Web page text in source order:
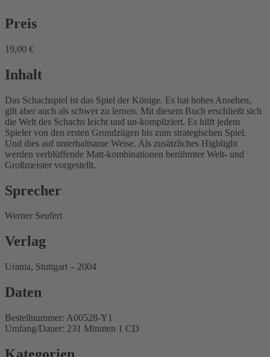
Preis
19,00 €
Inhalt
Das Schachspiel ist das Spiel der Könige. Es hat hohes Ansehen,
gilt aber auch als schwer zu lernen. Mit diesem Buch erschließt sich
die Welt des Schachs leicht und un-kompliziert. Es hilft jedem
Spieler von den ersten Grundzügen bis zum strategischen Spiel.
Und dies auf unterhaltsame Weise. Als zusätzliches Highlight
werden verblüffende Matt-kombinationen berühmter Welt- und
Großmeister vorgestellt.
Sprecher
Werner Seufert
Verlag
Urania, Stuttgart – 2004
Daten
Bestellnummer: A00528-Y1
Umfang/Dauer: 231 Minuten 1 CD